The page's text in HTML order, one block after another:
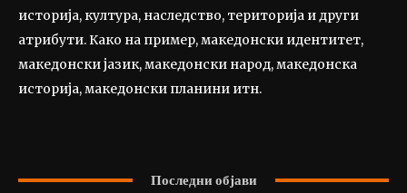
историја, култура, наследство, територија и други
атрибути. Како на пример, македонски идентитет,
македонски јазик, македонски народ, македонска
историја, македонски планини итн.
Последни објави